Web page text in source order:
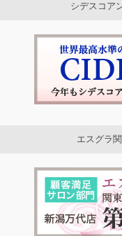
シデスコア
エスグラ